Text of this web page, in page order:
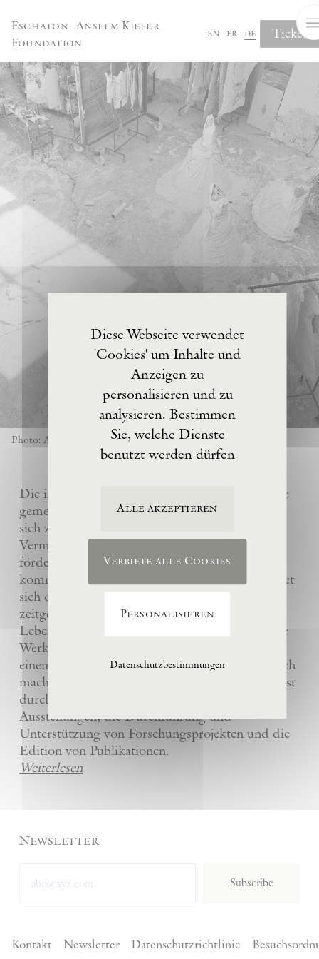
Eschaton—Anselm Kiefer
Foundation
en fr de Tickets
Photo: Anselm Kiefer
Die im Jahre 2017 von Anselm Kiefer gegründete
gemeinnützige Eschaton –Kunststiftung hat es
sich zur Aufgabe gemacht, das künstlerische
Vermächtnis ihres Gründers Anselm Kiefer zu
fördern und sein Atelier La Ribaute für
kommende Generationen zu erhalten. Sie widmet
sich dem Verständnis und der Wertschätzung
zeitgenössischer Kunst, insbesondere des
Lebenswerks von Anselm Kiefer, indem sie seine
Werke und die anderer Künstler bewahrt und
einem breiten Publikum in La Ribaute zugänglich
macht. Die Stiftung fördert zeitgenössische Kunst
durch die Organisation von internationalen
Ausstellungen, die Durchführung und
Unterstützung von Forschungsprojekten und die
Edition von Publikationen.
Weiterlesen
Newsletter
Subscribe
Kontakt Newsletter Datenschutzrichtlinie
Diese Webseite verwendet
'Cookies' um Inhalte und
Anzeigen zu
personalisieren und zu
analysieren. Bestimmen
Sie, welche Dienste
benutzt werden dürfen
Alle akzeptieren
Verbiete alle Cookies
Personalisieren
Datenschutzbestimmungen